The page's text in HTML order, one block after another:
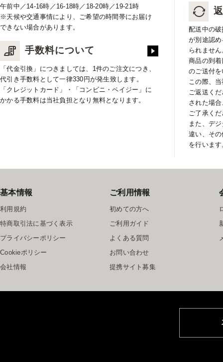
午前中／14-16時／16-18時／18-20時／19-21時
※天候や交通事情により、ご希望の時間帯にお届け
できない場合があります。
手数料について
「代金引換」につきましては、1件のご注文につき、
代引き手数料として一律330円が発生致します。
「クレジットカード」・「コンビニ・ペイジー」に
かかる手数料は当社負担となり無料となります。
配送中の
が別途認
られません
商品の到
のご送付
この際、
ご返送く
された場
ご了承く
また、デ
違い、そ
を行います
基本情報
利用規約
特商取引法に基づく表示
プライバシーポリシー
Cookieポリシー
会社情報
ご利用情報
初めての方へ
ご利用ガイド
よくある質問
お問い合わせ
提携サイト募集